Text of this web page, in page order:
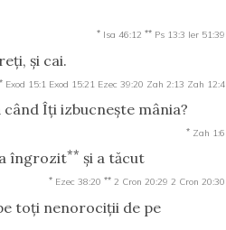
* Isa 46:12 ** Ps 13:3 Ier 51:39
şi cai.
* Exod 15:1 Exod 15:21 Ezec 39:20 Zah 2:13 Zah 12:4
Îţi izbucneşte mânia?
* Zah 1:6
îngrozit** şi a tăcut
* Ezec 38:20 ** 2 Cron 20:29 2 Cron 20:30
toţi nenorociţii de pe